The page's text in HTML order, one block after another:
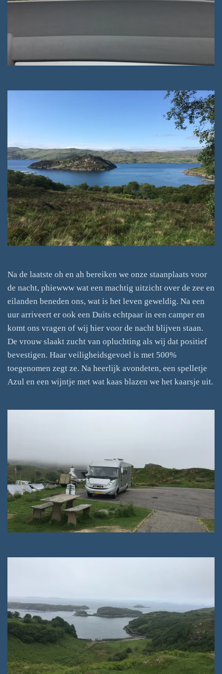
Na de laatste oh en ah bereiken we onze staanplaats voor
de nacht, phiewww wat een machtig uitzicht over de zee en
eilanden beneden ons, wat is het leven geweldig. Na een
uur arriveert er ook een Duits echtpaar in een camper en
komt ons vragen of wij hier voor de nacht blijven staan.
De vrouw slaakt zucht van opluchting als wij dat positief
bevestigen. Haar veiligheidsgevoel is met 500%
toegenomen zegt ze. Na heerlijk avondeten, een spelletje
Azul en een wijntje met wat kaas blazen we het kaarsje uit.